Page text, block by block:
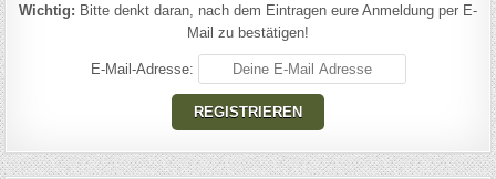
Wichtig: Bitte denkt daran, nach dem Eintragen eure Anmeldung per E-
Mail zu bestätigen!
E-Mail-Adresse: